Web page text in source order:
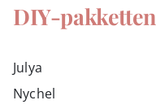
DIY-pakketten
Julya
Nychel